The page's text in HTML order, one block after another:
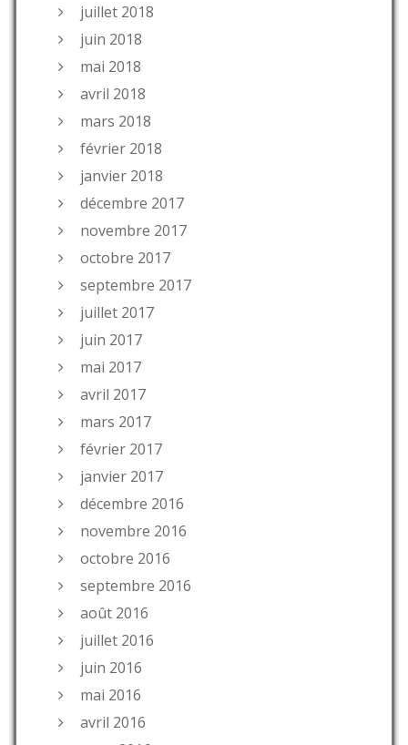
juillet 2018
juin 2018
mai 2018
avril 2018
mars 2018
février 2018
janvier 2018
décembre 2017
novembre 2017
octobre 2017
septembre 2017
juillet 2017
juin 2017
mai 2017
avril 2017
mars 2017
février 2017
janvier 2017
décembre 2016
novembre 2016
octobre 2016
septembre 2016
août 2016
juillet 2016
juin 2016
mai 2016
avril 2016